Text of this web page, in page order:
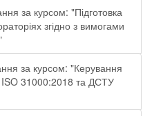
за курсом: "Підготовка
згідно з вимогами
за курсом: "Керування
ISO 31000:2018 та ДСТУ